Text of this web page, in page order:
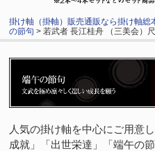
掛け軸（掛軸）販売通販なら掛け軸総
の節句 > 若武者 長江桂舟 （三美会）
人気の掛け軸を中心にご用意
成就」「出世栄達」「端午の